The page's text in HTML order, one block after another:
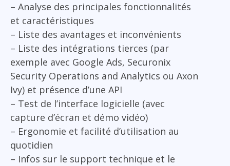
– Analyse des principales fonctionnalités
et caractéristiques
– Liste des avantages et inconvénients
– Liste des intégrations tierces (par
exemple avec Google Ads, Securonix
Security Operations and Analytics ou Axon
Ivy) et présence d’une API
– Test de l’interface logicielle (avec
capture d’écran et démo vidéo)
– Ergonomie et facilité d’utilisation au
quotidien
– Infos sur le support technique et le